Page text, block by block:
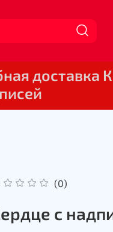
доставка
(0)
с